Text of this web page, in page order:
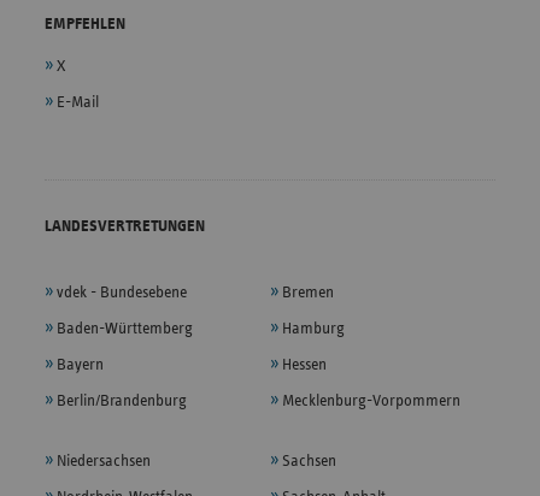
EMPFEHLEN
X
E-Mail
LANDESVERTRETUNGEN
vdek - Bundesebene
Baden-Württemberg
Bayern
Berlin/Brandenburg
Bremen
Hamburg
Hessen
Mecklenburg-Vorpommern
Niedersachsen Sachsen